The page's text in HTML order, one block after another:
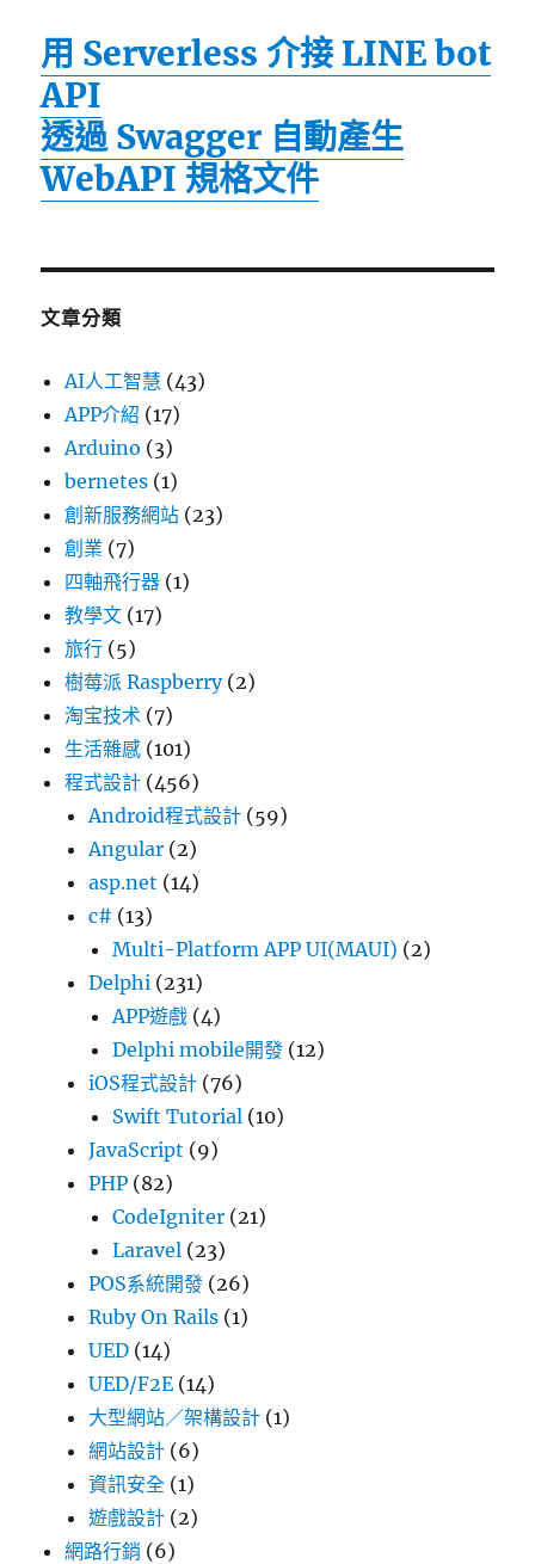
用 Serverless 介接 LINE bot
API
透過 Swagger 自動產生
WebAPI 規格文件
文章分類
AI人工智慧 (43)
APP介紹 (17)
Arduino (3)
bernetes (1)
創新服務網站 (23)
創業 (7)
四軸飛行器 (1)
教學文 (17)
旅行 (5)
樹莓派 Raspberry(2)
淘宝技术 (7)
生活雜感 (101)
程式設計 (456)
Android程式設計 (59)
Angular (2)
asp.net (14)
c# (13)
Multi-Platform APP UI(MAUI) (2)
Delphi (231)
APP遊戲 (4)
Delphi mobile開發 (12)
iOS程式設計 (76)
Swift Tutorial (10)
JavaScript (9)
PHP (82)
CodeIgniter (21)
Laravel (23)
POS系統開發 (26)
Ruby On Rails (1)
UED (14)
UED/F2E (14)
大型網站／架構設計 (1)
網站設計 (6)
資訊安全 (1)
遊戲設計 (2)
網路行銷 (6)